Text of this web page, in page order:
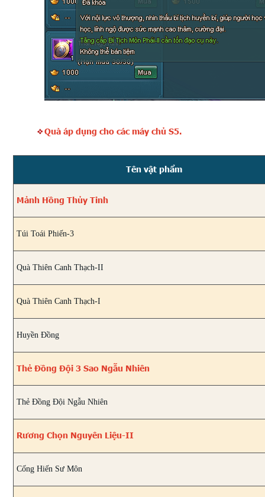
Quà áp dụng cho các máy chủ S5.
Tên vật phẩm
Mảnh Hồng Thủy Tinh
Túi Toái Phiến-3
Quà Thiên Canh Thạch-II
Quà Thiên Canh Thạch-I
Huyền Đồng
Thẻ Đồng Đội 3 Sao Ngẫu Nhiên
Thẻ Đồng Đội Ngẫu Nhiên
Rương Chọn Nguyên Liệu-II
Cống Hiến Sư Môn